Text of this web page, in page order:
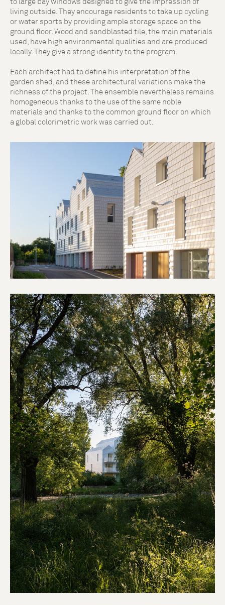
living outside. They encourage residents to take up cycling
or water sports by providing ample storage space on the
ground floor. Wood and sandblasted tile, the main materials
used, have high environmental qualities and are produced
locally. They give a strong identity to the program.
Each architect had to define his interpretation of the
garden shed, and these architectural variations make the
richness of the project. The ensemble nevertheless remains
homogeneous thanks to the use of the same noble
materials and thanks to the common ground floor on which
a global colorimetric work was carried out.